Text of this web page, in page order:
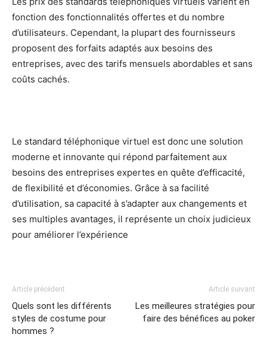
fonction des fonctionnalités offertes et du nombre
d’utilisateurs. Cependant, la plupart des fournisseurs
proposent des forfaits adaptés aux besoins des
entreprises, avec des tarifs mensuels abordables et sans
coûts cachés.
Le standard téléphonique virtuel est donc une solution
moderne et innovante qui répond parfaitement aux
besoins des entreprises expertes en quête d’efficacité,
de flexibilité et d’économies. Grâce à sa facilité
d’utilisation, sa capacité à s’adapter aux changements et
ses multiples avantages, il représente un choix judicieux
pour améliorer l’expérience
Article précédent
Quels sont les différents
styles de costume pour
hommes ?
Article suivant
Les meilleures stratégies pour
faire des bénéfices au poker